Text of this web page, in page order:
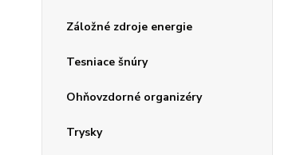
Záložné zdroje energie
Tesniace šnúry
Ohňovzdorné organizéry
Trysky